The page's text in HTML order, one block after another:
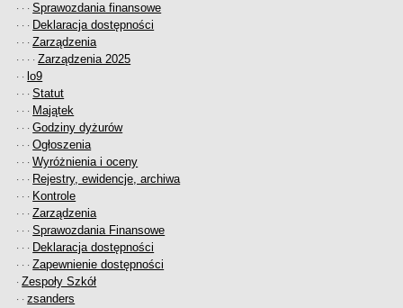
· · ·Sprawozdania finansowe
· · · Deklaracja dostępności
· · ·Zarządzenia
· · · ·Zarządzenia 2025
· · lo9
· · ·Statut
· · · Majątek
· · ·Godziny dyżurów
· · ·Ogłoszenia
· · ·Wyróżnienia i oceny
· · · Rejestry, ewidencje, archiwa
· · · Kontrole
· · ·Zarządzenia
· · ·Sprawozdania Finansowe
· · · Deklaracja dostępności
· · ·Zapewnienie dostępności
·Zespoły Szkół
· ·zsanders